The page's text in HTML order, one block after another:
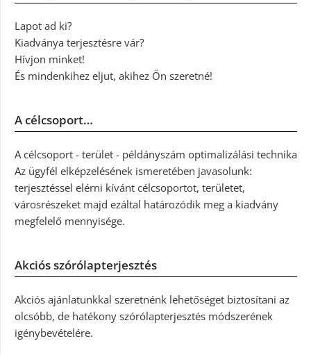
Lapot ad ki?
Kiadványa terjesztésre vár?
Hívjon minket!
És mindenkihez eljut, akihez Ön szeretné!
A célcsoport…
A célcsoport - terület - példányszám optimalizálási technika
Az ügyfél elképzelésének ismeretében javasolunk:
terjesztéssel elérni kívánt célcsoportot, területet,
városrészeket majd ezáltal határozódik meg a kiadvány
megfelelő mennyisége.
Akciós szórólapterjesztés
Akciós ajánlatunkkal szeretnénk lehetőséget biztosítani az
olcsóbb, de hatékony szórólapterjesztés módszerének
igénybevételére.